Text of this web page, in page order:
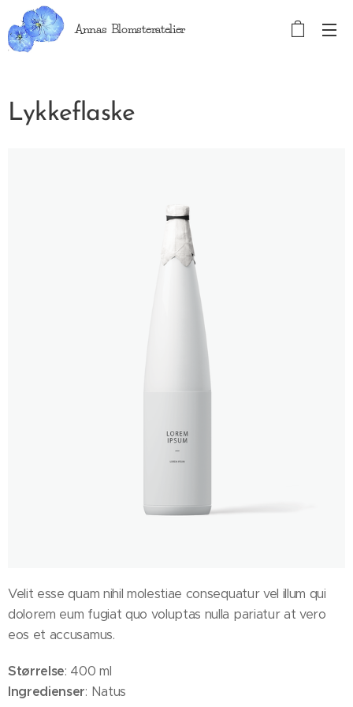
Annas Blomsteratelier
Lykkeflaske
Velit esse quam nihil molestiae consequatur vel illum qui
dolorem eum fugiat quo voluptas nulla pariatur at vero
eos et accusamus.
Størrelse: 400 ml
Ingredienser: Natus